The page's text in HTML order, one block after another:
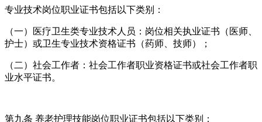
专业技术岗位职业证书包括以下类别：
（一）医疗卫生类专业技术人员：岗位相关执业证书（医师、
护士）或卫生专业技术资格证书（药师、技师）；
（二）社会工作者：社会工作者职业资格证书或社会工作者职
业水平证书。
第九条 养老护理技能岗位职业证书包括以下类别：